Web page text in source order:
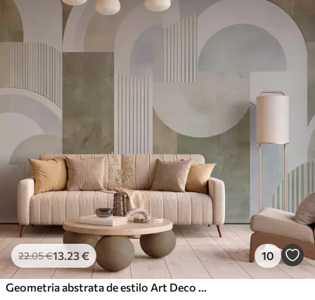
22.05€13.23€ 10
Geometria abstrata de estilo Art Deco com um efeito retro